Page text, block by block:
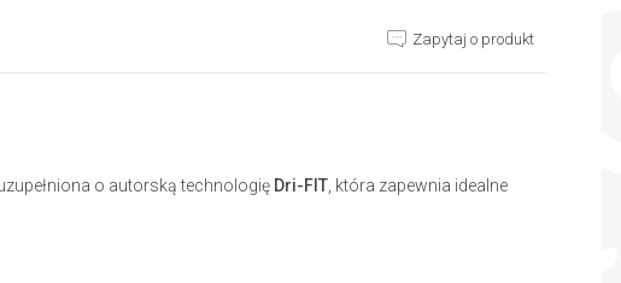
Zapytaj o produkt
o autorską technologię Dri-FIT , która zapewnia idealne